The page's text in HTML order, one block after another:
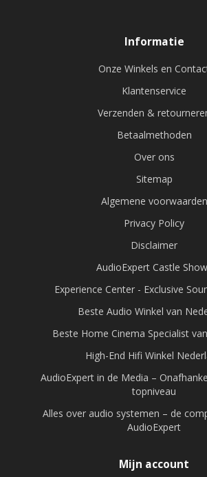
Informatie
Onze Winkels en
Klantenservice
Verzenden &
Betaalmethoden
Over ons
Sitemap
Algemene voorwaarden
Privacy Policy
Disclaimer
AudioExpert Castle
Experience Center - Exclusive
Beste Audio Winkel van
Beste Home Cinema Specialist
High-End Hifi Winkel
AudioExpert in de Media –
topniveau
Alles over audio systemen – de
AudioExpert
Mijn account